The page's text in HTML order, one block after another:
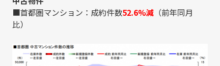
■首都圏マンション：成約件数52.6%減 （前年同月
比）